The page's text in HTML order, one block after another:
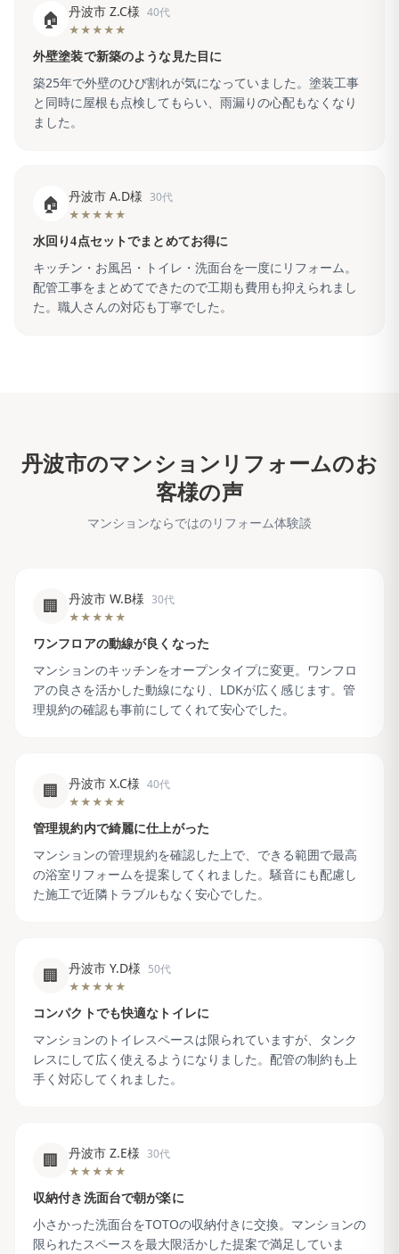
🏠 丹波市 Z.C様 40代
★★★★★
外壁塗装で新築のような見た目に
築25年で外壁のひび割れが気になっていました。塗装工事
と同時に屋根も点検してもらい、雨漏りの心配もなくなり
ました。
🏠 丹波市 A.D様 30代
★★★★★
水回り4点セットでまとめてお得に
キッチン・お風呂・トイレ・洗面台を一度にリフォーム。
配管工事をまとめてできたので工期も費用も抑えられまし
た。職人さんの対応も丁寧でした。
丹波市のマンションリフォームのお
客様の声
マンションならではのリフォーム体験談
🏢 丹波市 W.B様 30代
★★★★★
ワンフロアの動線が良くなった
マンションのキッチンをオープンタイプに変更。ワンフロ
アの良さを活かした動線になり、LDKが広く感じます。管
理規約の確認も事前にしてくれて安心でした。
🏢 丹波市 X.C様 40代
★★★★★
管理規約内で綺麗に仕上がった
マンションの管理規約を確認した上で、できる範囲で最高
の浴室リフォームを提案してくれました。騒音にも配慮し
た施工で近隣トラブルもなく安心でした。
🏢 丹波市 Y.D様 50代
★★★★★
コンパクトでも快適なトイレに
マンションのトイレスペースは限られていますが、タンク
レスにして広く使えるようになりました。配管の制約も上
手く対応してくれました。
🏢 丹波市 Z.E様 30代
★★★★★
収納付き洗面台で朝が楽に
小さかった洗面台をTOTOの収納付きに交換。マンションの
限られたスペースを最大限活かした提案で満足していま